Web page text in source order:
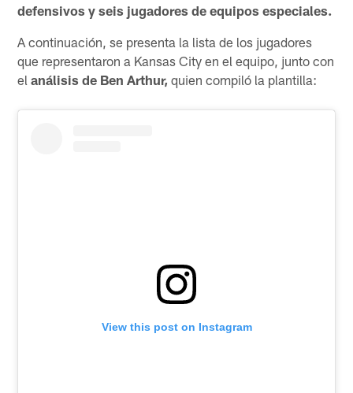
defensivos y seis jugadores de equipos especiales.
A continuación, se presenta la lista de los jugadores
que representaron a Kansas City en el equipo, junto con
elanálisis de Ben Arthur, quien compiló la plantilla:
View this post on Instagram